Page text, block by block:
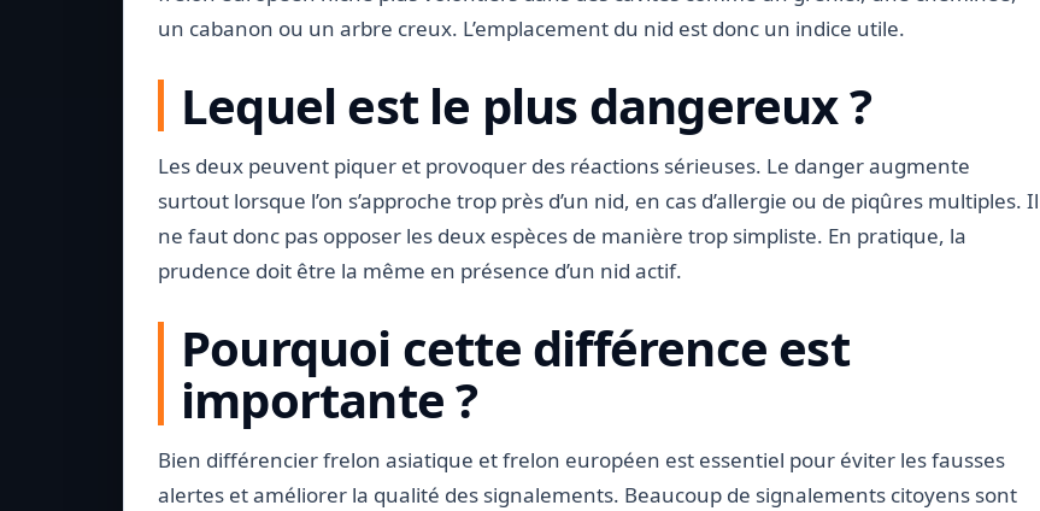
un cabanon ou un arbre creux. L’emplacement du nid est donc un indice utile.
Lequel est le plus dangereux ?
Les deux peuvent piquer et provoquer des réactions sérieuses. Le danger augmente
surtout lorsque l’on s’approche trop près d’un nid, en cas d’allergie ou de piqûres multiples. Il
ne faut donc pas opposer les deux espèces de manière trop simpliste. En pratique, la
prudence doit être la même en présence d’un nid actif.
Pourquoi cette différence est
importante ?
Bien différencier frelon asiatique et frelon européen est essentiel pour éviter les fausses
alertes et améliorer la qualité des signalements. Beaucoup de signalements citoyens sont